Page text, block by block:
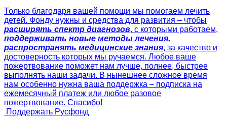
Только благодаря вашей помощи мы помогаем лечить
детей. Фонду нужны и средства для развития – чтобы
расширять спектр диагнозов, с которыми работаем,
поддерживать новые методы лечения,
распространять медицинские знания, за качество и
достоверность которых мы ручаемся. Любое ваше
пожертвование поможет нам лучше, полнее, быстрее
выполнять наши задачи. В нынешнее сложное время
нам особенно нужна ваша поддержка – подписка на
ежемесячный платеж или любое разовое
пожертвование. Спасибо!
Поддержать Русфонд